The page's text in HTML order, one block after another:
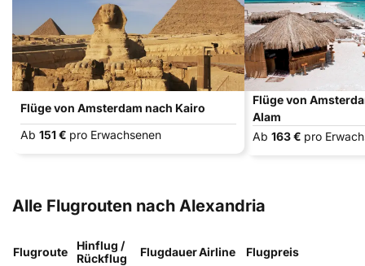
Flüge von Amsterdam nach Kairo
Ab 151 € pro Erwachsenen
Flüge von
Alam
Ab 163 € pro
Alle Flugrouten nach Alexandria
Flugroute
Hinflug /
Rückflug
FlugdauerAirline Flugpreis